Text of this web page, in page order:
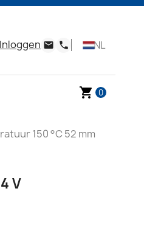
Inloggen email phone NL
shopping_cart 0
150 °C 52 mm
V